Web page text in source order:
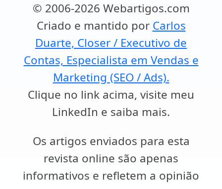
© 2006-2026 Webartigos.com
Criado e mantido por Carlos
Duarte, Closer / Executivo de
Contas, Especialista em Vendas e
Marketing (SEO / Ads).
Clique no link acima, visite meu
LinkedIn e saiba mais.
Os artigos enviados para esta
revista online são apenas
informativos e refletem a opinião